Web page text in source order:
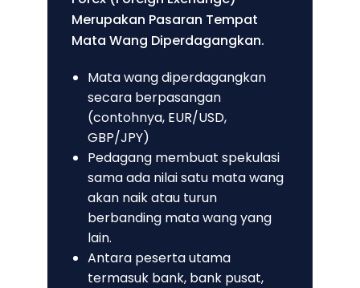
Merupakan Pasaran Tempat
Mata Wang Diperdagangkan.
Mata wang diperdagangkan
secara berpasangan
(contohnya, EUR/USD,
GBP/JPY)
Pedagang membuat spekulasi
sama ada nilai satu mata wang
akan naik atau turun
berbanding mata wang yang
lain.
Antara peserta utama
termasuk bank, bank pusat,